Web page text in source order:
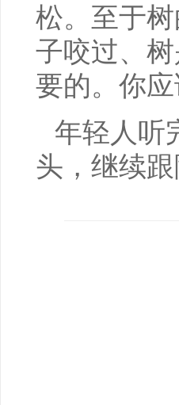
松。至于
子咬过、
要的。你
年轻人听
头，继续